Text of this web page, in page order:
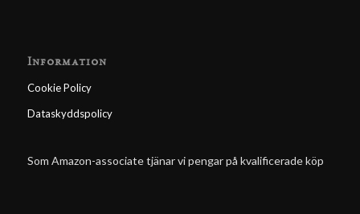
Information
Cookie Policy
Dataskyddspolicy
Som Amazon-associate tjänar vi pengar på kvalificerade köp